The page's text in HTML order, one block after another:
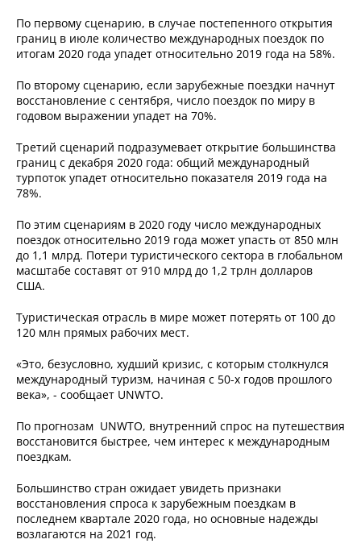
По первому сценарию, в случае постепенного открытия
границ в июле количество международных поездок по
итогам 2020 года упадет относительно 2019 года на 58%.
По второму сценарию, если зарубежные поездки начнут
восстановление с сентября, число поездок по миру в
годовом выражении упадет на 70%.
Третий сценарий подразумевает открытие большинства
границ с декабря 2020 года: общий международный
турпоток упадет относительно показателя 2019 года на
78%.
По этим сценариям в 2020 году число международных
поездок относительно 2019 года может упасть от 850 млн
до 1,1 млрд. Потери туристического сектора в глобальном
масштабе составят от 910 млрд до 1,2 трлн долларов
США.
Туристическая отрасль в мире может потерять от 100 до
120 млн прямых рабочих мест.
«Это, безусловно, худший кризис, с которым столкнулся
международный туризм, начиная с 50-х годов прошлого
века», - сообщает UNWTO.
По прогнозам UNWTO, внутренний спрос на путешествия
восстановится быстрее, чем интерес к международным
поездкам.
Большинство стран ожидает увидеть признаки
восстановления спроса к зарубежным поездкам в
последнем квартале 2020 года, но основные надежды
возлагаются на 2021 год.